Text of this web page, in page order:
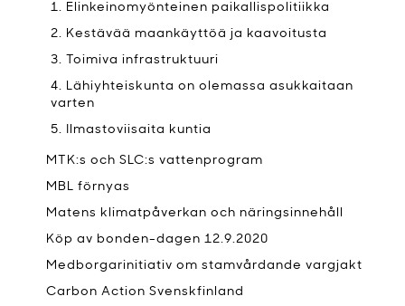
1. Elinkeinomyönteinen paikallispolitiikka
2. Kestävää maankäyttöä ja kaavoitusta
3. Toimiva infrastruktuuri
4. Lähiyhteiskunta on olemassa asukkaitaan
varten
5. Ilmastoviisaita kuntia
MTK:s och SLC:s vattenprogram
MBL förnyas
Matens klimatpåverkan och näringsinnehåll
Köp av bonden-dagen 12.9.2020
Medborgarinitiativ om stamvårdande vargjakt
Carbon Action Svenskfinland